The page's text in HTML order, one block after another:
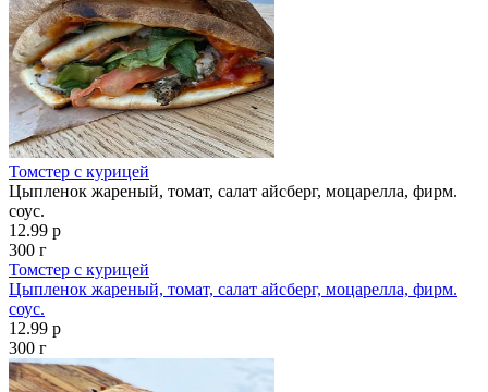
Томстер с курицей
Цыпленок жареный, томат, салат айсберг, моцарелла, фирм.
соус.
12.99 р
300 г
Томстер с курицей
Цыпленок жареный, томат, салат айсберг, моцарелла, фирм.
соус.
12.99 р
300 г